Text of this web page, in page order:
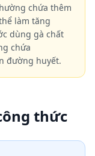
chứa thêm
làm tăng
dùng gà chất
chứa
đường huyết.
thức